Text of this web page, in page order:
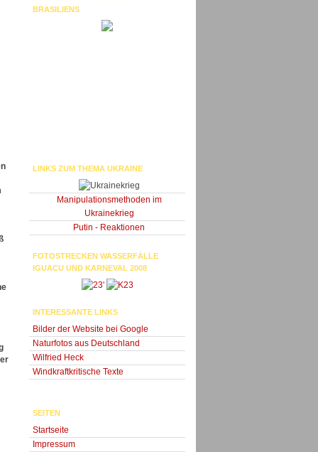
BRASILIENS
LINKS ZUM THEMA UKRAINE
Manipulationsmethoden im
Ukrainekrieg
Putin - Reaktionen
FOTOSTRECKEN WASSERFÄLLE
IGUACU UND KARNEVAL 2008
'
INTERESSANTE LINKS
Bilder der Website bei Google
Naturfotos aus Deutschland
Wilfried Heck
Windkraftkritische Texte
SEITEN
Startseite
Impressum